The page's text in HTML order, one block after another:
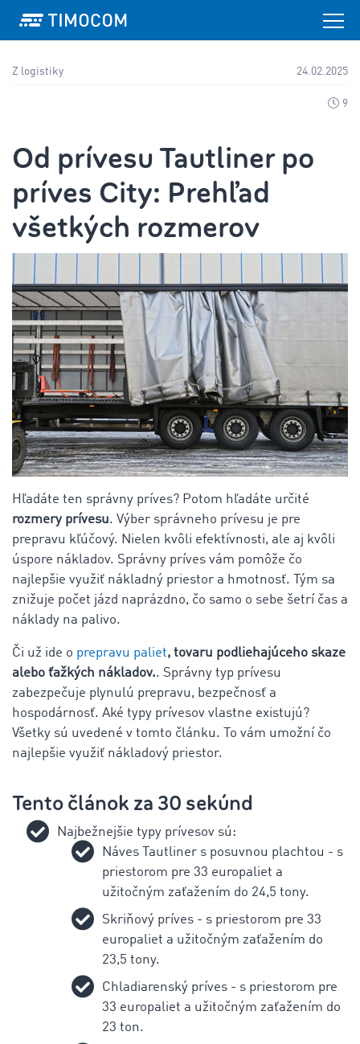
Z logistiky 24.02.2025
9
Od prívesu Tautliner po
príves City: Prehľad
všetkých rozmerov
Hľadáte ten správny príves? Potom hľadáte určité
rozmery prívesu. Výber správneho prívesu je pre
prepravu kľúčový. Nielen kvôli efektívnosti, ale aj kvôli
úspore nákladov. Správny príves vám pomôže čo
najlepšie využiť nákladný priestor a hmotnosť. Tým sa
znižuje počet jázd naprázdno, čo samo o sebe šetrí čas a
náklady na palivo.
Či už ide o prepravu paliet, tovaru podliehajúceho skaze
alebo ťažkých nákladov.. Správny typ prívesu
zabezpečuje plynulú prepravu, bezpečnosť a
hospodárnosť. Aké typy prívesov vlastne existujú?
Všetky sú uvedené v tomto článku. To vám umožní čo
najlepšie využiť nákladový priestor.
Tento článok za 30 sekúnd
Najbežnejšie typy prívesov sú:
Náves Tautliner s posuvnou plachtou - s
priestorom pre 33 europaliet a
užitočným zaťažením do 24,5 tony.
Skriňový príves - s priestorom pre 33
europaliet a užitočným zaťažením do
23,5 tony.
Chladiarenský príves - s priestorom pre
33 europaliet a užitočným zaťažením do
23 ton.